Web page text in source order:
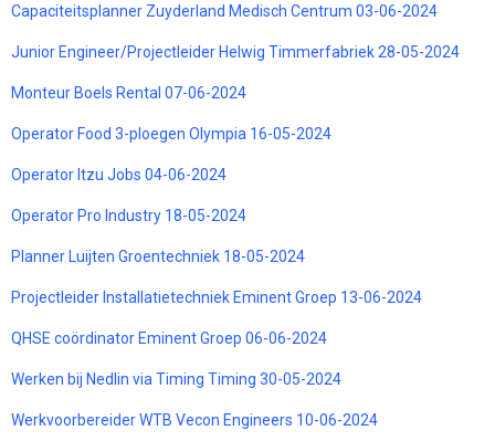
Capaciteitsplanner Zuyderland Medisch Centrum 03-06-2024
Junior Engineer/Projectleider Helwig Timmerfabriek 28-05-2024
Monteur Boels Rental 07-06-2024
Operator Food 3-ploegen Olympia 16-05-2024
Operator Itzu Jobs 04-06-2024
Operator Pro Industry 18-05-2024
Planner Luijten Groentechniek 18-05-2024
Projectleider Installatietechniek Eminent Groep 13-06-2024
QHSE coördinator Eminent Groep 06-06-2024
Werken bij Nedlin via Timing Timing 30-05-2024
Werkvoorbereider WTB Vecon Engineers 10-06-2024